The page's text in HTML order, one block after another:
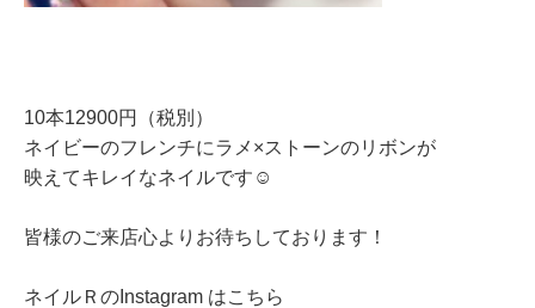
10本12900円（税別）
ネイビーのフレンチにラメ×ストーンのリボンが
映えてキレイなネイルです☺
皆様のご来店心よりお待ちしております！
ネイルＲのInstagram はこちら